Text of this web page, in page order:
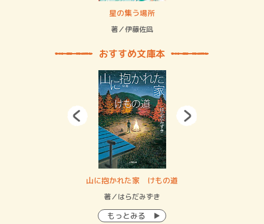
星の集う場所
著／伊藤佐凪
おすすめ文庫本
山に抱かれた家 けもの道
著／はらだみずき
もっとみる